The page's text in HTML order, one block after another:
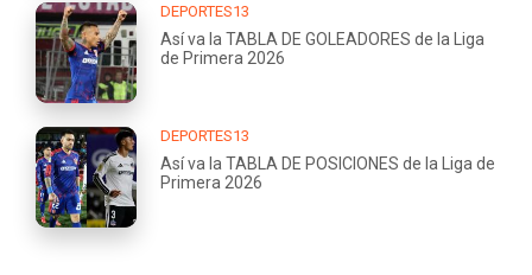
DEPORTES13
Así va la TABLA DE GOLEADORES de la Liga
de Primera 2026
DEPORTES13
Así va la TABLA DE POSICIONES de la Liga de
Primera 2026